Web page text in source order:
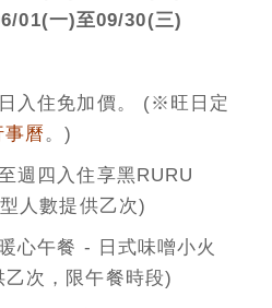
01(一)至09/30(三)
入住免加價。 (※旺日定
曆。)
週四入住享黑RURU
人數提供乙次)
心午餐 - 日式味噌小火
次，限午餐時段)